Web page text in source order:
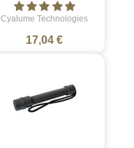
Cyalume Technologies
17,04 €